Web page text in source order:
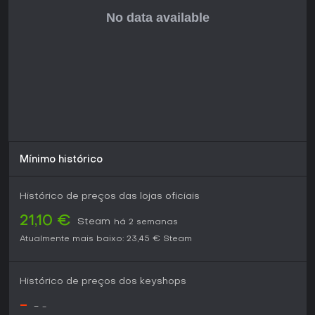
Mínimo histórico
Histórico de preços das lojas oficiais
21,10 € Steam
há 2 semanas
Atualmente mais baixo: 23,45 € Steam
Histórico de preços dos keyshops
- - -